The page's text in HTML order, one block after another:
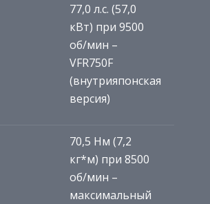
77,0 л.с. (57,0
кВт) при 9500
об/мин –
VFR750F
(внутрияпонская
версия)
70,5 Нм (7,2
кг*м) при 8500
об/мин –
максимальный